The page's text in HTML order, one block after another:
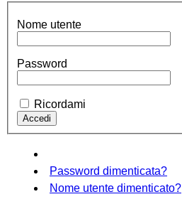
Nome utente
Password
Ricordami
Password dimenticata?
Nome utente dimenticato?